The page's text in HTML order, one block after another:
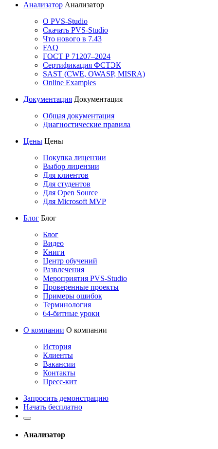
Анализатор Анализатор
О PVS-Studio
Скачать PVS-Studio
Что нового в 7.43
FAQ
ГОСТ Р 71207–2024
Сертификация ФСТЭК
SAST (CWE, OWASP, MISRA)
Online Examples
Документация Документация
Общая документация
Диагностические правила
Цены Цены
Покупка лицензии
Выбор лицензии
Для клиентов
Для студентов
Для Open Source
Для Microsoft MVP
Блог Блог
Блог
Видео
Книги
Центр обучений
Развлечения
Мероприятия PVS-Studio
Проверенные проекты
Примеры ошибок
Терминология
64-битные уроки
О компании О компании
История
Клиенты
Вакансии
Контакты
Пресс-кит
Запросить демонстрацию
Начать бесплатно
Анализатор